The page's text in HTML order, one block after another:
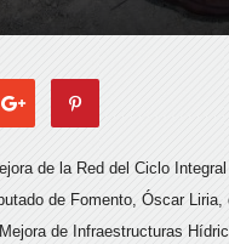
de la Red del Ciclo
de Fomento, Óscar Liria,
de Infraestructuras